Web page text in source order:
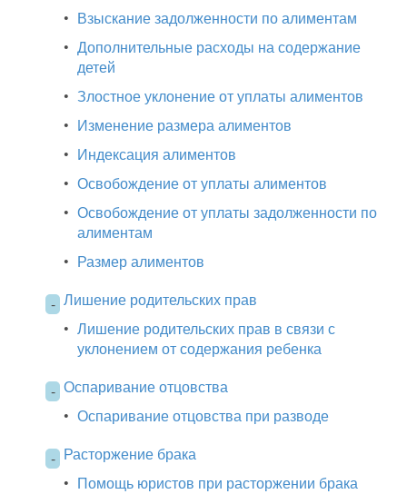
• Взыскание задолженности по алиментам
• Дополнительные расходы на содержание
детей
• Злостное уклонение от уплаты алиментов
• Изменение размера алиментов
• Индексация алиментов
• Освобождение от уплаты алиментов
• Освобождение от уплаты задолженности по
алиментам
• Размер алиментов
- Лишение родительских прав
• Лишение родительских прав в связи с
уклонением от содержания ребенка
- Оспаривание отцовства
• Оспаривание отцовства при разводе
- Расторжение брака
• Помощь юристов при расторжении брака